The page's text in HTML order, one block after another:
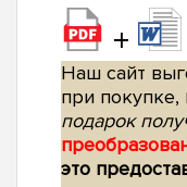
+
Наш сайт
при покупке,
подарок
это